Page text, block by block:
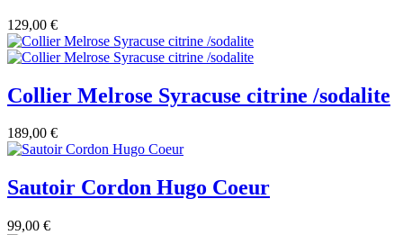
129,00 €
Collier Melrose Syracuse citrine /sodalite
189,00 €
Sautoir Cordon Hugo Coeur
99,00 €